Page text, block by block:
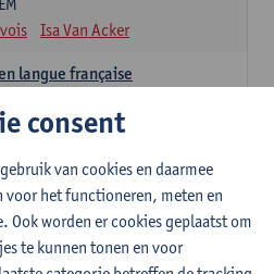
Isa Van Acker
langue française
consent
van cookies en daarmee
het functioneren, meten en
Ook worden er cookies geplaatst om
te kunnen tonen en voor